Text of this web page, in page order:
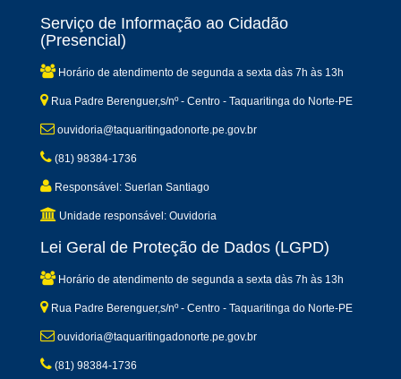
Serviço de Informação ao Cidadão
(Presencial)
Horário de atendimento de segunda a sexta dàs 7h às 13h
Rua Padre Berenguer,s/nº - Centro - Taquaritinga do Norte-PE
ouvidoria@taquaritingadonorte.pe.gov.br
(81) 98384-1736
Responsável: Suerlan Santiago
Unidade responsável: Ouvidoria
Lei Geral de Proteção de Dados (LGPD)
Horário de atendimento de segunda a sexta dàs 7h às 13h
Rua Padre Berenguer,s/nº - Centro - Taquaritinga do Norte-PE
ouvidoria@taquaritingadonorte.pe.gov.br
(81) 98384-1736